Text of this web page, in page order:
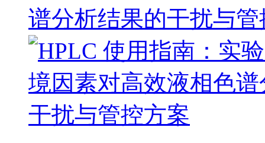
谱分析结果的干扰与